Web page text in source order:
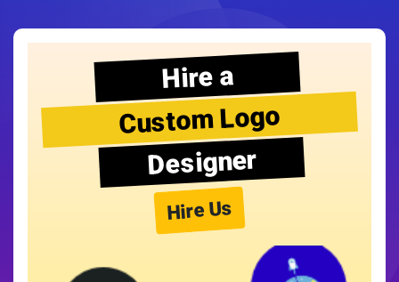
Hire a
Custom Logo
Designer
Hire Us